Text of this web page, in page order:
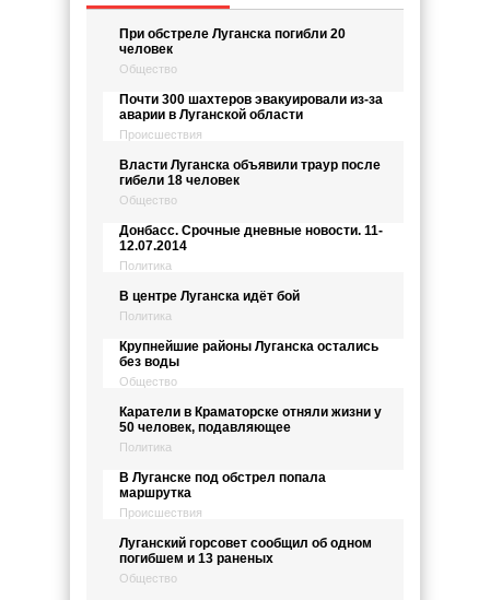
При обстреле Луганска погибли 20
человек
Общество
Почти 300 шахтеров эвакуировали из-за
аварии в Луганской области
Происшествия
Власти Луганска объявили траур после
гибели 18 человек
Общество
Донбасс. Срочные дневные новости. 11-
12.07.2014
Политика
В центре Луганска идёт бой
Политика
Крупнейшие районы Луганска остались
без воды
Общество
Каратели в Краматорске отняли жизни у
50 человек, подавляющее
Политика
В Луганске под обстрел попала
маршрутка
Происшествия
Луганский горсовет сообщил об одном
погибшем и 13 раненых
Общество